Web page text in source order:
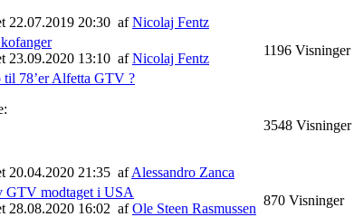
22.07.2019 20:30 afNicolaj Fentz
23.09.2020 13:10 afNicolaj Fentz
1196 Visninger
til 78’er Alfetta GTV ?
20.04.2020 21:35 afAlessandro Zanca
3548 Visninger
GTV modtaget i USA
28.08.2020 16:02 afOle Steen Rasmussen
870 Visninger